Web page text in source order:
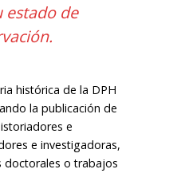
estado de
histórica de la DPH
la publicación de
e
e investigadoras,
doctorales o trabajos